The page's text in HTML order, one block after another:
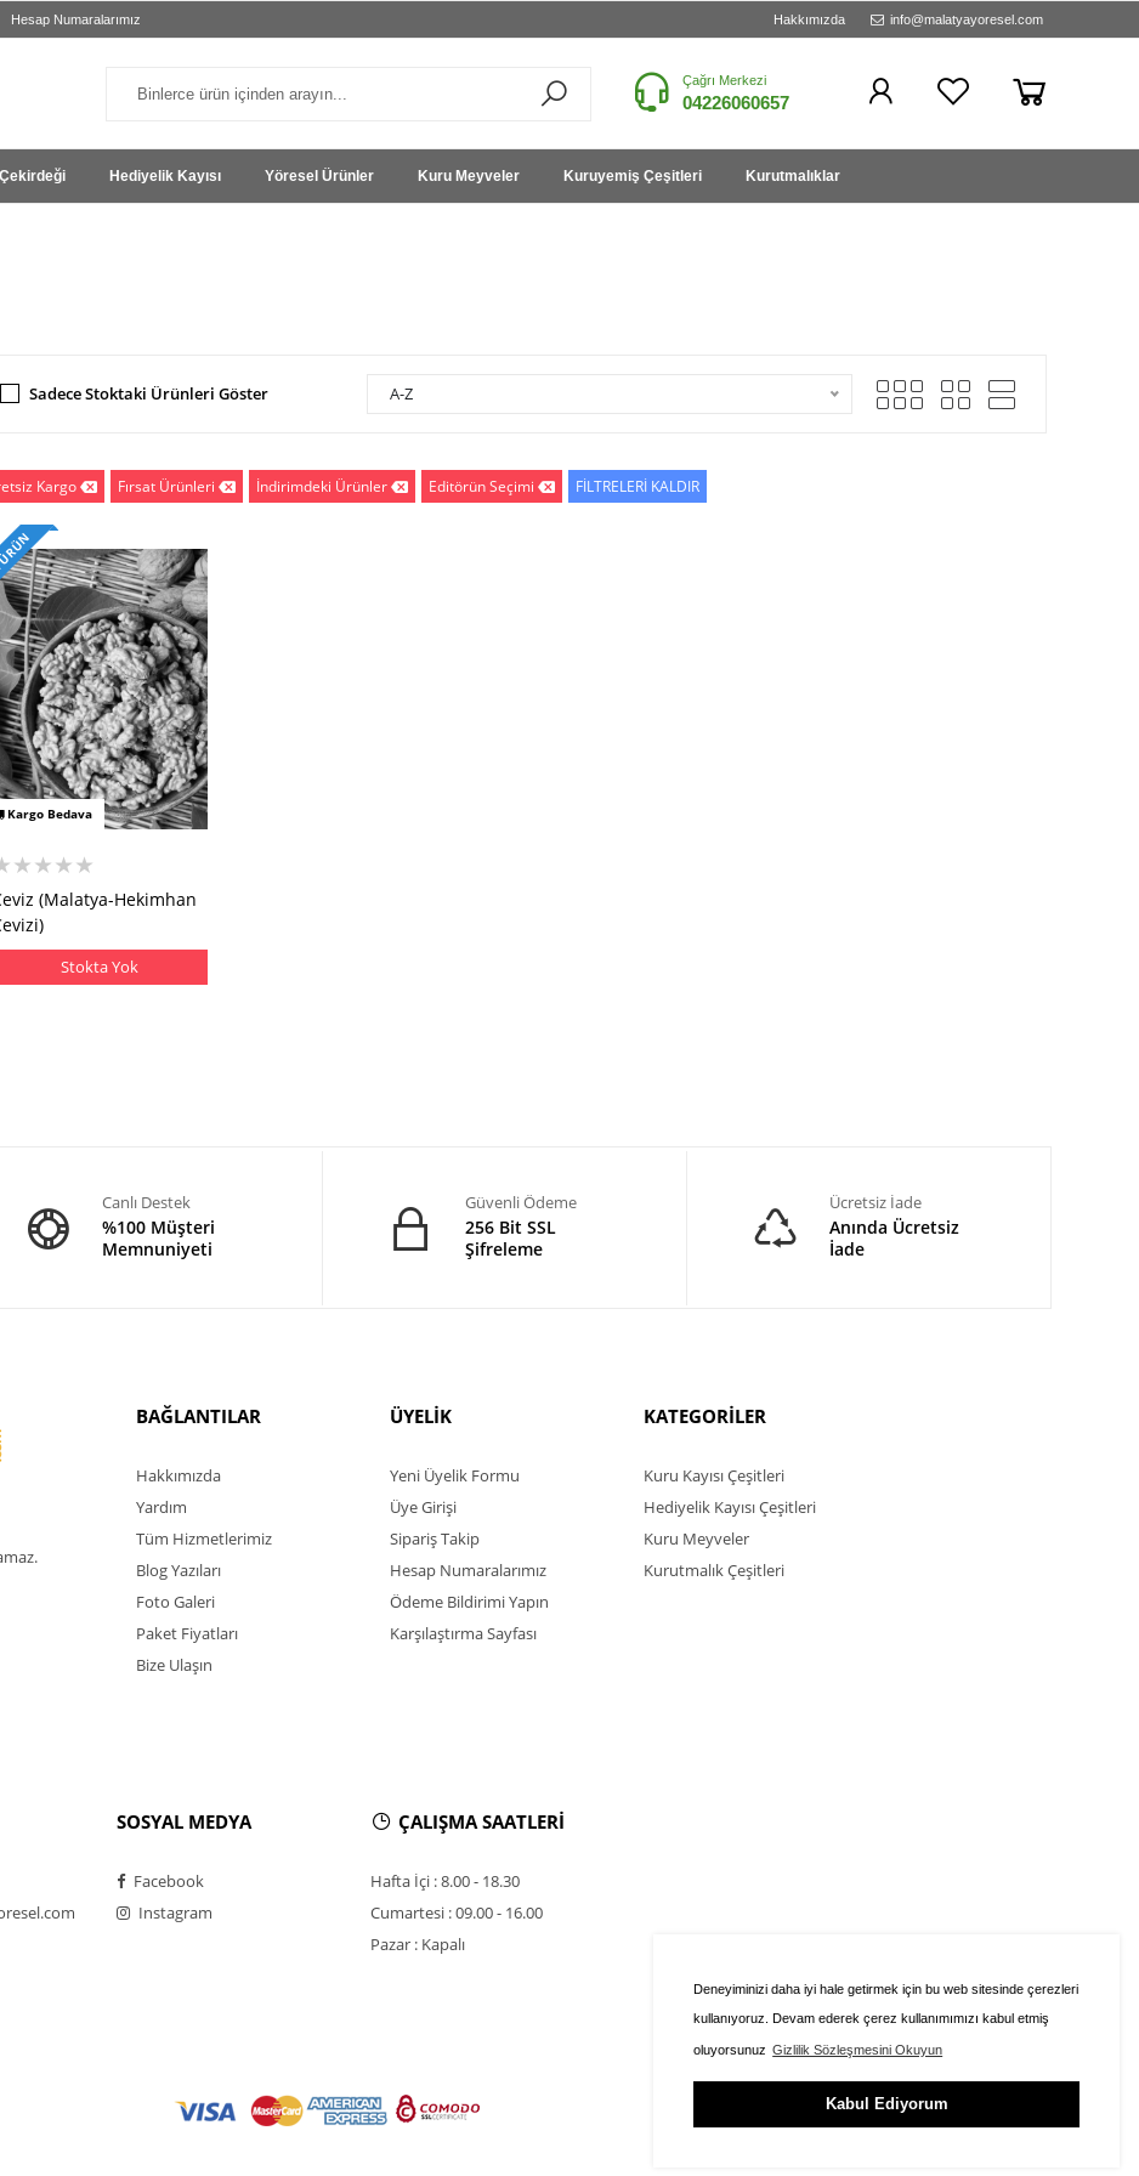
Deneyiminizi daha iyi hale getirmek için bu web sitesinde çerezleri
kullanıyoruz. Devam ederek çerez kullanımımızı kabul etmiş
oluyorsunuz Gizlilik Sözleşmesini Okuyun
Kabul Ediyorum
Hesap Numaralarımız Hakkımızda info@malatyayoresel.com
Çağrı Merkezi
04226060657
Çekirdeği Hediyelik Kayısı Yöresel Ürünler Kuru Meyveler Kuruyemiş Çeşitleri Kurutmalıklar
Sadece Stoktaki Ürünleri Göster A-Z
Kargo Fırsat Ürünleri İndirimdeki Ürünler Editörün Seçimi FİLTRELERİ KALDIR
Kargo Bedava
(Malatya-Hekimhan
Stokta Yok
Canlı Destek
%100 Müşteri
Memnuniyeti
Güvenli Ödeme
256 Bit SSL
Şifreleme
Ücretsiz İade
Anında Ücretsiz
İade
BAĞLANTILAR
Hakkımızda
Yardım
Tüm Hizmetlerimiz
Blog Yazıları
Foto Galeri
Paket Fiyatları
Bize Ulaşın
ÜYELİK
Yeni Üyelik Formu
Üye Girişi
Sipariş Takip
Hesap Numaralarımız
Ödeme Bildirimi Yapın
Karşılaştırma Sayfası
KATEGORİLER
Kuru Kayısı Çeşitleri
Hediyelik Kayısı Çeşitleri
Kuru Meyveler
Kurutmalık Çeşitleri
SOSYAL MEDYA
Facebook
Instagram
ÇALIŞMA SAATLERİ
Hafta İçi : 8.00 - 18.30
Cumartesi : 09.00 - 16.00
Pazar : Kapalı